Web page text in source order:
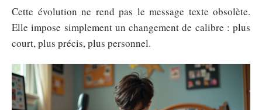
Cette évolution ne rend pas le message texte obsolète.
Elle impose simplement un changement de calibre : plus
court, plus précis, plus personnel.